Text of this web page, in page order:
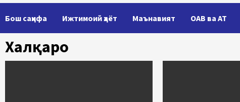
Бош саҳифа Ижтимоий ҳаёт Маънавият ОАВ ва АТ
Халқаро